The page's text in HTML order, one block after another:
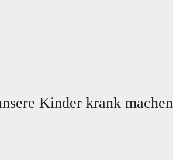
Kinder krank machen